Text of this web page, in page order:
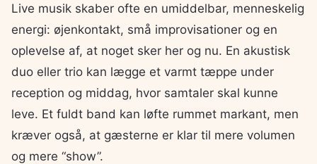
Live musik skaber ofte en umiddelbar, menneskelig
energi: øjenkontakt, små improvisationer og en
oplevelse af, at noget sker her og nu. En akustisk
duo eller trio kan lægge et varmt tæppe under
reception og middag, hvor samtaler skal kunne
leve. Et fuldt band kan løfte rummet markant, men
kræver også, at gæsterne er klar til mere volumen
og mere “show”.